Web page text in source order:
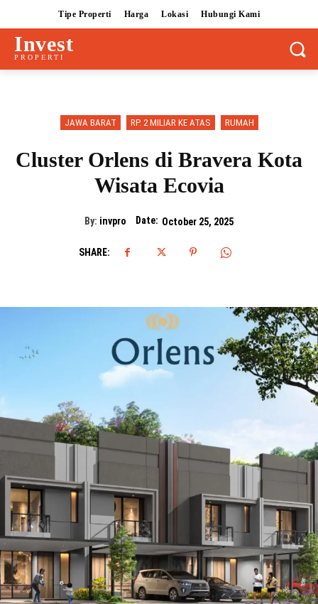
Tipe Properti Harga Lokasi Hubungi Kami
Invest
PROPERTI
JAWA BARAT RP. 2 MILIAR KE ATAS RUMAH
Cluster Orlens di Bravera Kota
Wisata Ecovia
By: invpro Date: October 25, 2025
SHARE: